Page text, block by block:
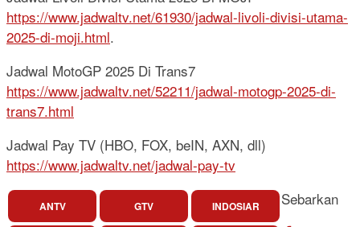
https://www.jadwaltv.net/61930/jadwal-livoli-divisi-utama-
2025-di-moji.html.
Jadwal MotoGP 2025 Di Trans7
https://www.jadwaltv.net/52211/jadwal-motogp-2025-di-
trans7.html
Jadwal Pay TV (HBO, FOX, beIN, AXN, dll)
https://www.jadwaltv.net/jadwal-pay-tv
ANTV GTV INDOSIAR Sebarkan